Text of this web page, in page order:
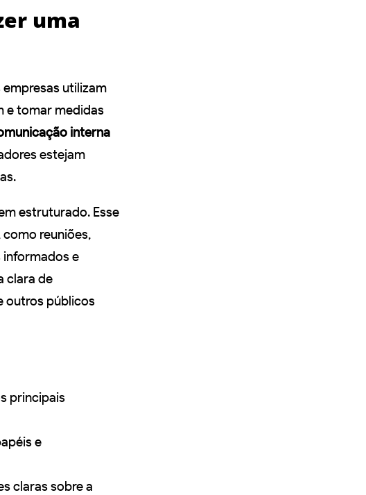
uma
empresas utilizam
e tomar medidas
interna
estejam
estruturado. Esse
como reuniões,
e
clara de
outros públicos
principais
e
claras sobre a